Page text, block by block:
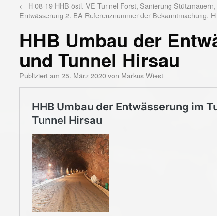
← H 08-19 HHB östl. VE Tunnel Forst, Sanierung Stützmauern,
Entwässerung 2. BA Referenznummer der Bekanntmachung:
HHB Umbau der
und Tunnel Hirsau
Publiziert am 25. März 2020von Markus Wiest